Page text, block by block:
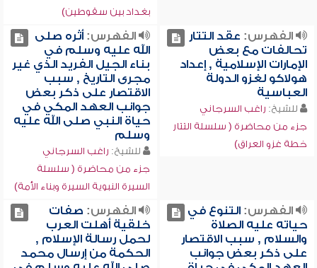
بغداد بين سقوطين)
الفهرس: عقد التتار
تحالفات مع بعض
الإمارات الإسلامية , إعداد
هولاكو لغزو الدولة
العباسية
للشيخ: راغب السرجاني
جزء من محاضرة ( سلسلة التتار
خطة غزو العراق)
الفهرس:أثره صلى
الله عليه وسلم في
بناء الجيل الفريد الذي غير
مجرى التاريخ , سبب
الاقتصار على ذكر بعض
جوانب العهد المكي في
حياة النبي صلى الله عليه
وسلم
للشيخ: راغب السرجاني
جزء من محاضرة ( سلسلة
السيرة النبوية السيرة وبناء الأمة)
الفهرس:التنوع في
حياته عليه الصلاة
والسلام , سبب الاقتصار
على ذكر بعض جوانب
الفهرس: صفات
خلقية أهلت العرب
لحمل رسالة الإسلام ,
الحكمة من إرسال محمد